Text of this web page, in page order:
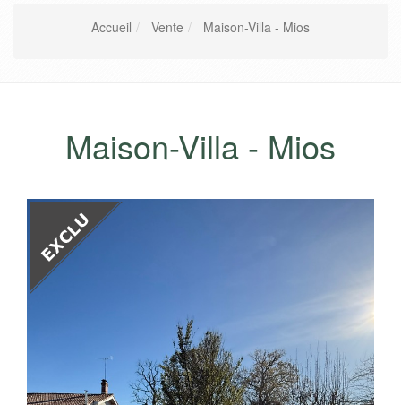
Accueil Vente Maison-Villa - Mios
Maison-Villa - Mios